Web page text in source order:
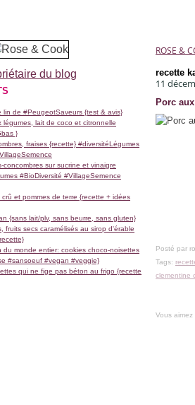
du blog
lin de #PeugeotSaveurs {test & avis}
lait de coco et citronnelle
}
fraises {recette} #diversitéLégumes
sur sucrine et vinaigre
#BioDiversité #VillageSemence
et pommes de terre {recette + idées
{sans lait/plv, sans beurre, sans gluten}
fruits secs caramélisés au sirop d'érable
du monde entier: cookies choco-noisettes
#sansoeuf #vegan #veggie}
qui ne fige pas béton au frigo {recette
ROSE &
recette
11
Porc
Posté par
Tags:
clementine
Vous aimez